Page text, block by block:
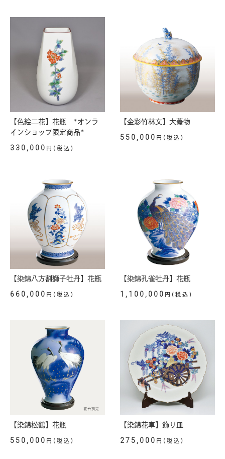
【色絵二花】花瓶 *オンラ
インショップ限定商品*
330,000 円(税込)
【金彩竹林文】大蓋物
550,000 円(税込)
【染錦八方割獅子牡丹】花瓶
660,000 円(税込)
【染錦孔雀牡丹】花瓶
1,100,000 円(税込)
【染錦松鶴】花瓶
550,000 円(税込)
【染錦花車】飾り皿
275,000 円(税込)